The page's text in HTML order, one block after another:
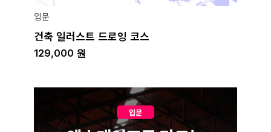
입문
건축 일러스트 드로잉 코스
129,000 원